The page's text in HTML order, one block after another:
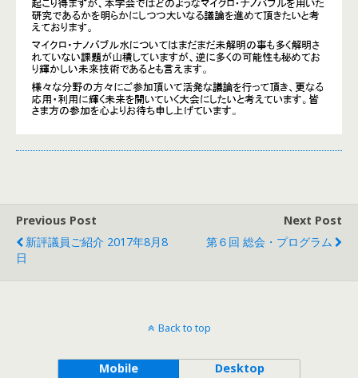
Previous Post
新評議員ご紹介 2017年8月8
日
Next Post
第６回 総会・プログラム
Back to top
Mobile Desktop